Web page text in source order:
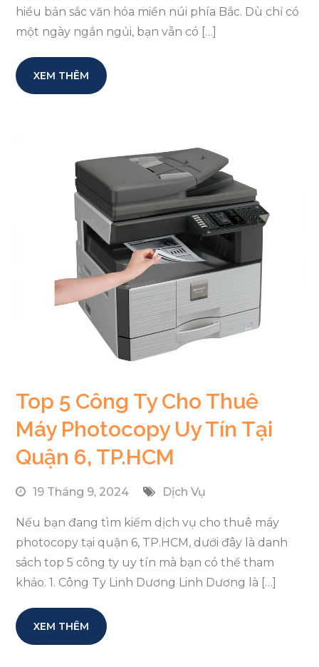
hiểu bản sắc văn hóa miền núi phía Bắc. Dù chỉ có
một ngày ngắn ngủi, bạn vẫn có […]
XEM THÊM
Top 5 Công Ty Cho Thuê
Máy Photocopy Uy Tín Tại
Quận 6, TP.HCM
19 Tháng 9, 2024 Dịch Vụ
Nếu bạn đang tìm kiếm dịch vụ cho thuê máy
photocopy tại quận 6, TP.HCM, dưới đây là danh
sách top 5 công ty uy tín mà bạn có thể tham
khảo. 1. Công Ty Linh Dương Linh Dương là […]
XEM THÊM